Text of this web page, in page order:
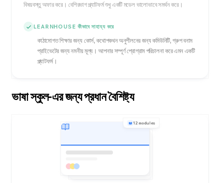
বিষয়বস্তু অফার করে। বেশিরভাগ প্ল্যাটফর্ম শুধু একটি মডেল ভালোভাবে সমর্থন করে।
LEARNHOUSE কীভাবে সাহায্য করে
কাঠামোগত শিক্ষার জন্য কোর্স, কথোপকথন অনুশীলনের জন্য কমিউনিটি, গ্রুপ বনাম
প্রাইভেটের জন্য নমনীয় মূল্য। আপনার সম্পূর্ণ প্রোগ্রাম পরিচালনা করে এমন একটি
প্ল্যাটফর্ম।
ভাষা স্কুল-এর জন্য প্রধান বৈশিষ্ট্য
12 modules